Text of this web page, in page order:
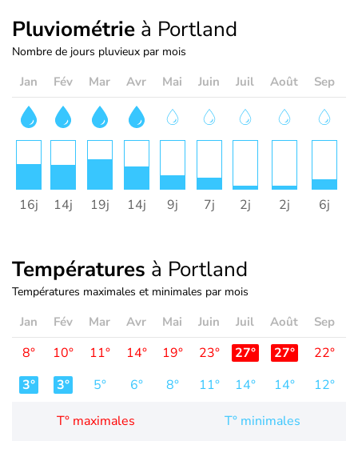
Pluviométrie à Portland
Nombre de jours pluvieux par mois
Jan Fév Mar Avr Mai Juin Juil Août Sep
16j 14j 19j 14j 9j 7j 2j 2j 6j
Températures à Portland
Températures maximales et minimales par mois
Jan Fév Mar Avr Mai Juin Juil Août Sep
8° 10° 11° 14° 19° 23° 27° 27° 22°
3°
3° 5° 6° 8° 11° 14° 14° 12°
T° maximales T° minimales